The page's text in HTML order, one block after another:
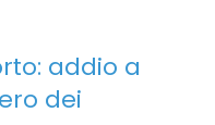
addio a
dei